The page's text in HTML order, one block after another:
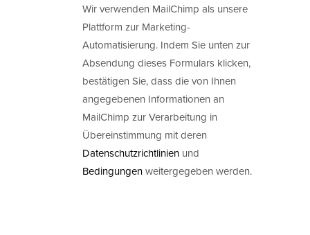
Wir verwenden MailChimp als unsere
Plattform zur Marketing-
Automatisierung. Indem Sie unten zur
Absendung dieses Formulars klicken,
bestätigen Sie, dass die von Ihnen
angegebenen Informationen an
MailChimp zur Verarbeitung in
Übereinstimmung mit deren
Datenschutzrichtlinien und
Bedingungenweitergegeben werden.